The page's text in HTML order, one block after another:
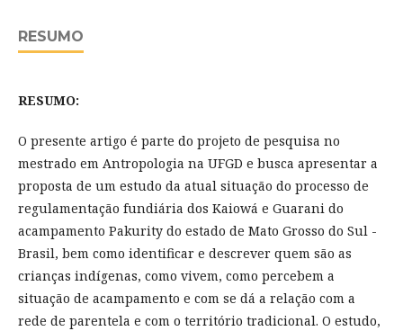
RESUMO
RESUMO:
O presente artigo é parte do projeto de pesquisa no
mestrado em Antropologia na UFGD e busca apresentar a
proposta de um estudo da atual situação do processo de
regulamentação fundiária dos Kaiowá e Guarani do
acampamento Pakurity do estado de Mato Grosso do Sul -
Brasil, bem como identificar e descrever quem são as
crianças indígenas, como vivem, como percebem a
situação de acampamento e com se dá a relação com a
rede de parentela e com o território tradicional. O estudo,